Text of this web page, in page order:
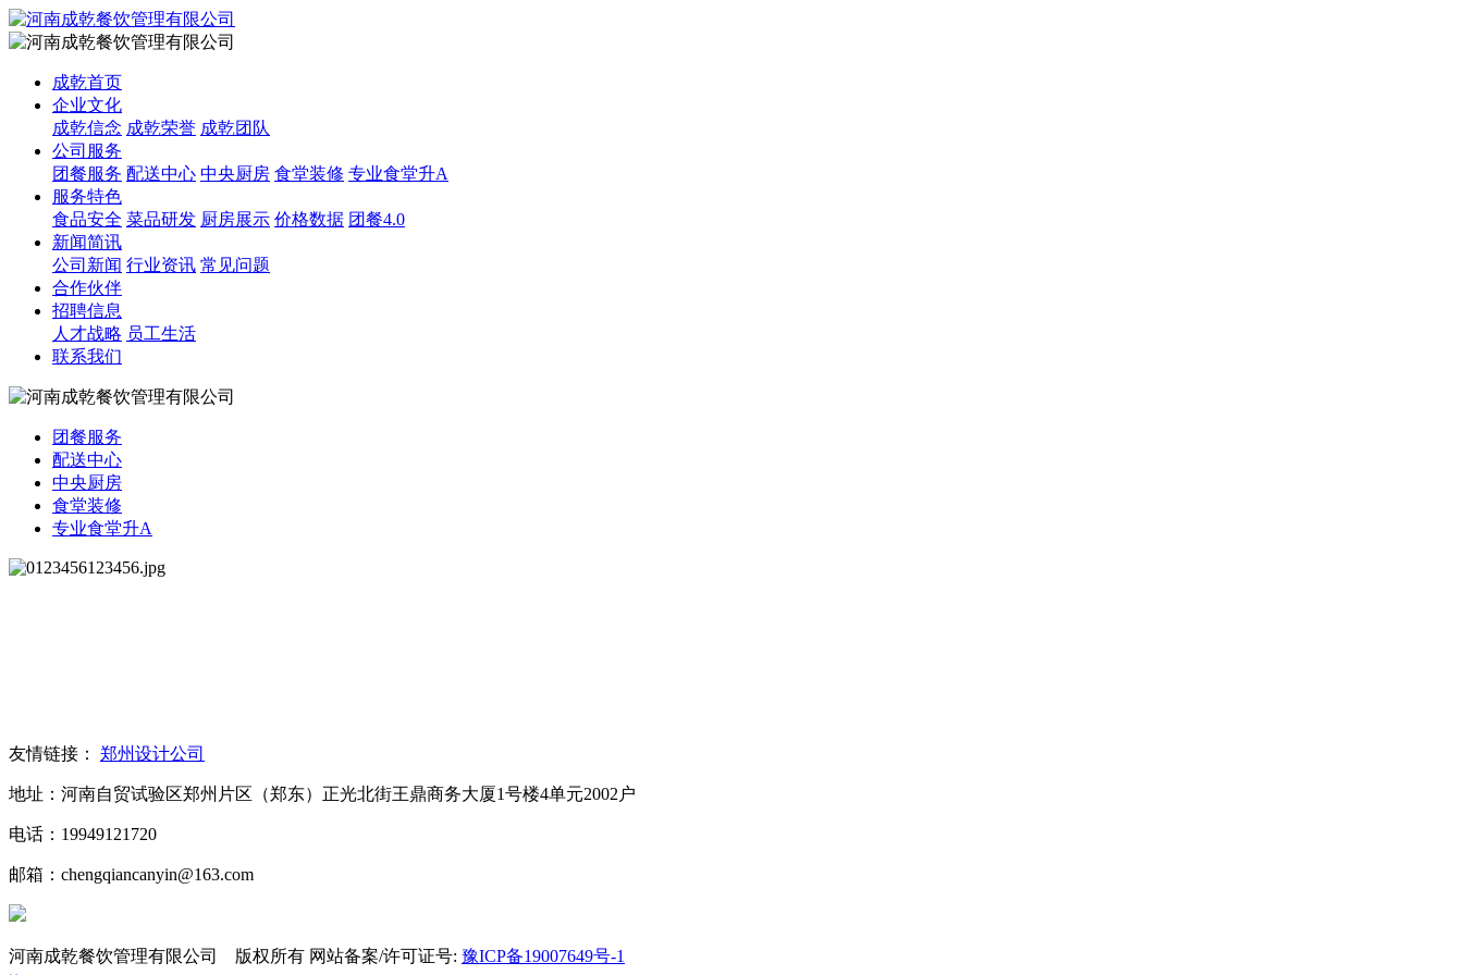
成乾首页
企业文化
成乾信念 成乾荣誉 成乾团队
公司服务
团餐服务 配送中心 中央厨房 食堂装修 专业食堂升A
服务特色
食品安全 菜品研发 厨房展示 价格数据 团餐4.0
新闻简讯
公司新闻 行业资讯 常见问题
合作伙伴
招聘信息
人才战略 员工生活
联系我们
团餐服务
配送中心
中央厨房
食堂装修
专业食堂升A
友情链接： 郑州设计公司
地址：河南自贸试验区郑州片区（郑东）正光北街王鼎商务大厦1号楼4单元2002户
电话：19949121720
邮箱：chengqiancanyin@163.com
河南成乾餐饮管理有限公司 版权所有 网站备案/许可证号: 豫ICP备19007649号-1